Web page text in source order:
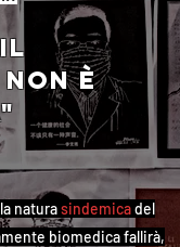
non è
naturasindemicadel
biomedica fallirà,